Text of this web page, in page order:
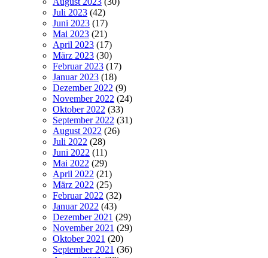
Juli 2023 (42)
Juni 2023 (17)
Mai 2023 (21)
April 2023 (17)
März 2023 (30)
Februar 2023 (17)
Januar 2023 (18)
Dezember 2022 (9)
November 2022 (24)
Oktober 2022 (33)
September 2022 (31)
August 2022 (26)
Juli 2022 (28)
Juni 2022 (11)
Mai 2022 (29)
April 2022 (21)
März 2022 (25)
Februar 2022 (32)
Januar 2022 (43)
Dezember 2021 (29)
November 2021 (29)
Oktober 2021 (20)
September 2021 (36)